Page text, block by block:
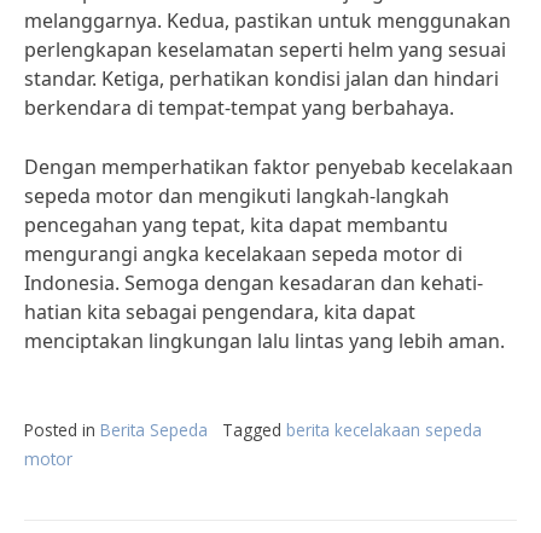
melanggarnya. Kedua, pastikan untuk menggunakan
perlengkapan keselamatan seperti helm yang sesuai
standar. Ketiga, perhatikan kondisi jalan dan hindari
berkendara di tempat-tempat yang berbahaya.
Dengan memperhatikan faktor penyebab kecelakaan
sepeda motor dan mengikuti langkah-langkah
pencegahan yang tepat, kita dapat membantu
mengurangi angka kecelakaan sepeda motor di
Indonesia. Semoga dengan kesadaran dan kehati-
hatian kita sebagai pengendara, kita dapat
menciptakan lingkungan lalu lintas yang lebih aman.
Posted in Berita Sepeda Tagged berita kecelakaan sepeda
motor